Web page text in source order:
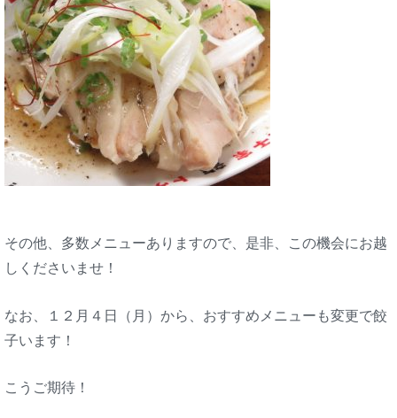
その他、多数メニューありますので、是非、この機会にお越
しくださいませ！
なお、１２月４日（月）から、おすすめメニューも変更で餃
子います！
こうご期待！